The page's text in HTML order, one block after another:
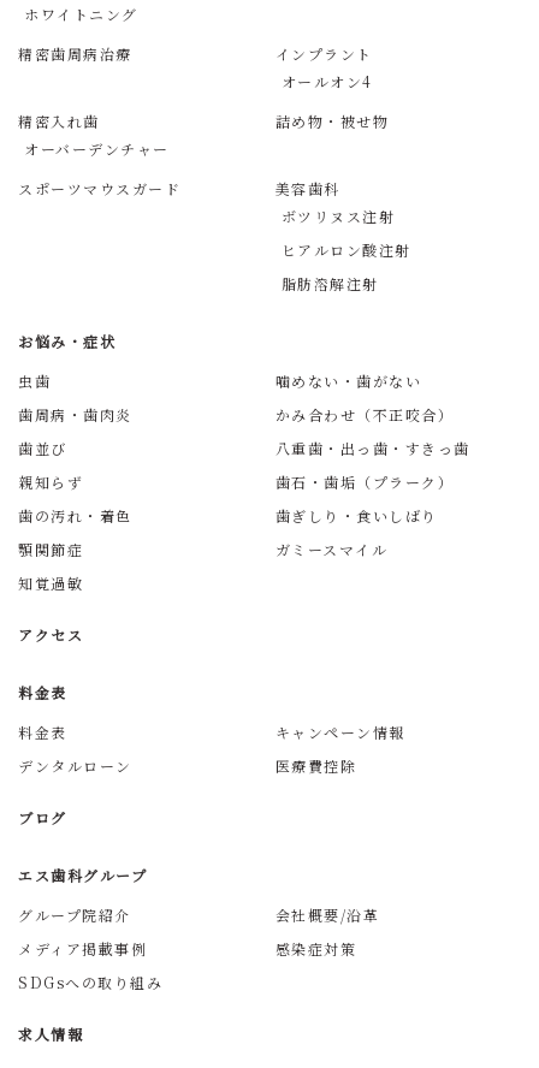
ホワイトニング
精密歯周病治療
インプラント
オールオン4
精密入れ歯
オーバーデンチャー
詰め物・被せ物
スポーツマウスガード
美容歯科
ボツリヌス注射
ヒアルロン酸注射
脂肪溶解注射
お悩み・症状
虫歯
噛めない・歯がない
歯周病・歯肉炎
かみ合わせ（不正咬合）
歯並び
八重歯・出っ歯・すきっ歯
親知らず
歯石・歯垢（プラーク）
歯の汚れ・着色
歯ぎしり・食いしばり
顎関節症
ガミースマイル
知覚過敏
アクセス
料金表
料金表
キャンペーン情報
デンタルローン
医療費控除
ブログ
エス歯科グループ
グループ院紹介
会社概要/沿革
メディア掲載事例
感染症対策
SDGsへの取り組み
求人情報